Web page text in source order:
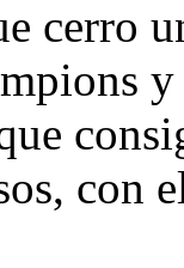
cerro